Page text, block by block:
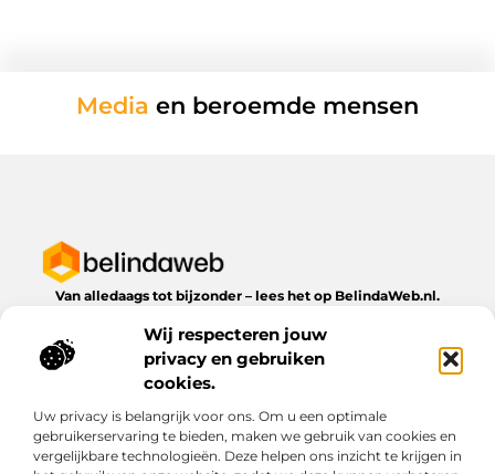
Wij respecteren jouw
privacy en gebruiken
cookies.
Uw privacy is belangrijk voor ons. Om u een optimale
gebruikerservaring te bieden, maken we gebruik van cookies en
vergelijkbare technologieën. Deze helpen ons inzicht te krijgen in
Media en beroemde mensen
Van alledaags tot bijzonder – lees het op BelindaWeb.nl.
dagelijks leven te bieden heeft.
Bericht categorie